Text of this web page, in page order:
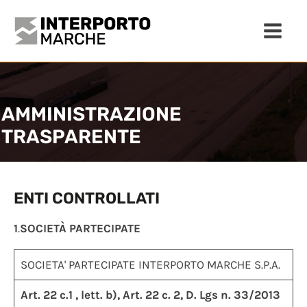
AMMINISTRAZIONE
TRASPARENTE
ENTI CONTROLLATI
1.SOCIETÀ PARTECIPATE
SOCIETA' PARTECIPATE INTERPORTO MARCHE S.P.A.
Art. 22 c.1 , lett. b), Art. 22 c. 2, D. Lgs n. 33/2013